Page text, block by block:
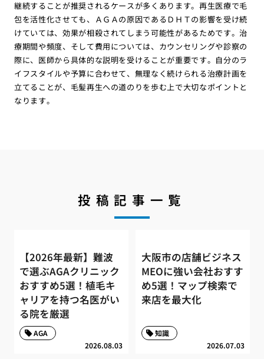
継続することが推奨されるケースが多くあります。再生医療で毛
包を活性化させても、ＡＧＡの原因であるＤＨＴの影響を受け続
けていては、効果が相殺されてしまう可能性があるためです。治
療期間や頻度、そして費用については、カウンセリングや診察の
際に、医師から具体的な説明を受けることが重要です。自分のラ
イフスタイルや予算に合わせて、無理なく続けられる治療計画を
立てることが、毛髪再生への道のりを歩む上で大切なポイントと
なります。
投稿記事一覧
【2026年最新】難波
で選ぶAGAクリニック
おすすめ5選！植毛キ
ャリアを持つ名医がい
る院を厳選
2026.08.03
AGA
大阪市の店舗ビジネス
MEOに強い会社おすす
め5選！マップ検索で
来店を最大化
2026.07.03
知識